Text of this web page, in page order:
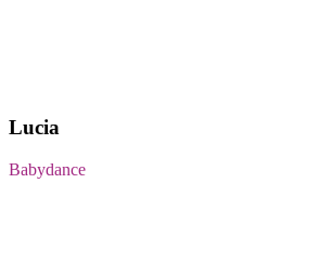
Lucia
Babydance